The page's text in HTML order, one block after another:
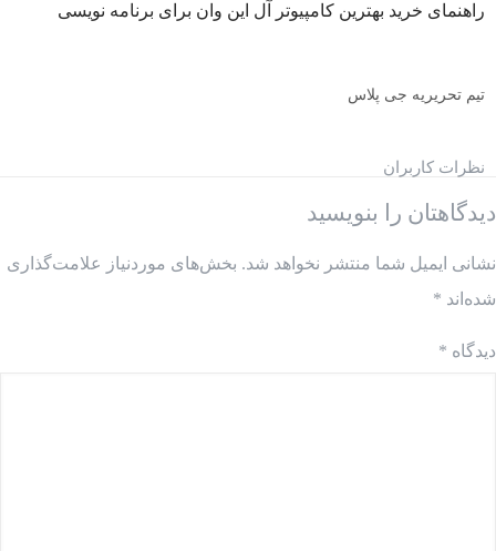
راهنمای خرید بهترین کامپیوتر آل این وان برای برنامه نویسی
تیم تحریریه جی پلاس
نظرات کاربران
دیدگاهتان را بنویسید
نشانی ایمیل شما منتشر نخواهد شد. بخش‌های موردنیاز علامت‌گذاری
شده‌اند *
دیدگاه *